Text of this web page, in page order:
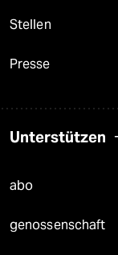
Stellen
Presse
Unterstützen
abo
genossenschaft